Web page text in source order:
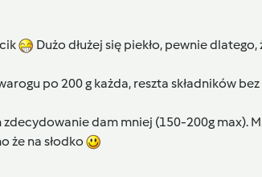
Dużo dłużej się piekło, pewnie
po 200 g każda, reszta składników
dam mniej (150-200g max).
że na słodko